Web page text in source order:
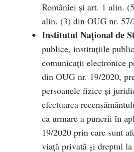
României și art. 1 alin.
alin. (3) din OUG nr. 57/
Institutul Național de
publice, instituțiile
comunicații electronice
din OUG nr. 19/2020,
persoanele fizice și
efectuarea
ca urmare a punerii în
19/2020 prin care sunt
viață privată și dreptul